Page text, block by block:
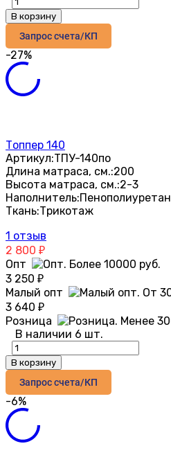
В корзину
Запрос счета/КП
-27%
Топпер 140
Артикул:ТПУ-140по
Длина матраса, см.:200
Высота матраса, см.:2-3
Наполнитель:Пенополиуретан
Ткань:Трикотаж
1 отзыв
2 800 ₽
Опт
3 250 ₽
Малый опт
3 640 ₽
Розница
В наличии 6 шт.
В корзину
Запрос счета/КП
-6%